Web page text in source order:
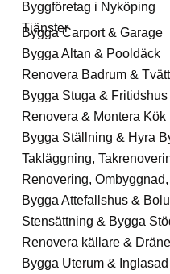
Byggföretag i Nyköping
Tjänster
Bygga Carport & Garage
Bygga Altan & Pooldäck
Renovera Badrum &
Bygga Stuga & Fritidshus
Renovera & Montera Kök
Bygga Ställning & Hyra
Takläggning,
Renovering,
Bygga Attefallshus &
Stensättning & Bygga
Renovera källare &
Bygga Uterum &